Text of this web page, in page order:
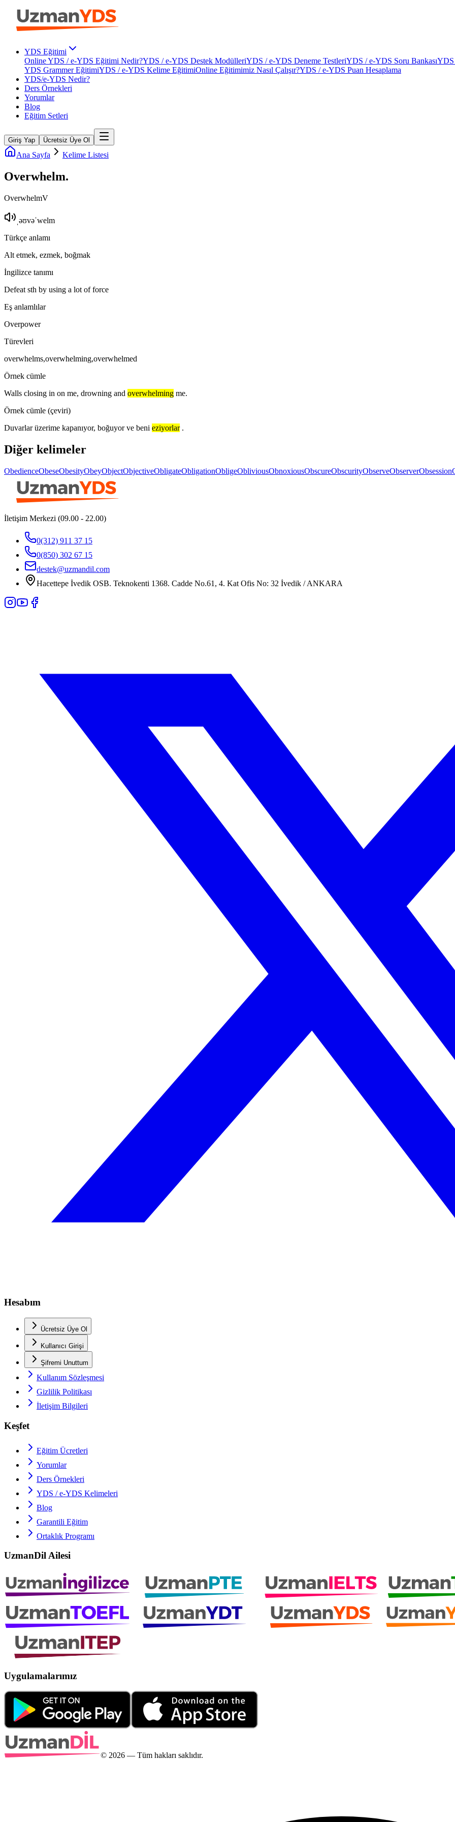
YDS Eğitimi
Online YDS / e-YDS Eğitimi Nedir?YDS / e-YDS Destek ModülleriYDS / e-YDS Deneme TestleriYDS / e-YDS Soru BankasıYDS
YDS Grammer EğitimiYDS / e-YDS Kelime EğitimiOnline Eğitimimiz Nasıl Çalışır?YDS / e-YDS Puan Hesaplama
YDS/e-YDS Nedir?
Ders Örnekleri
Yorumlar
Blog
Eğitim Setleri
Giriş Yap Ücretsiz Üye Ol
Ana Sayfa Kelime Listesi
Overwhelm.
OverwhelmV
ˌəʊvəˈwelm
Türkçe anlamı
Alt etmek, ezmek, boğmak
İngilizce tanımı
Defeat sth by using a lot of force
Eş anlamlılar
Overpower
Türevleri
overwhelms,overwhelming,overwhelmed
Örnek cümle
Walls closing in on me, drowning and overwhelming me.
Örnek cümle (çeviri)
Duvarlar üzerime kapanıyor, boğuyor ve beni eziyorlar .
Diğer kelimeler
ObedienceObeseObesityObeyObjectObjectiveObligateObligationObligeObliviousObnoxiousObscureObscurityObserveObserverObsession
İletişim Merkezi (09.00 - 22.00)
0(312) 911 37 15
0(850) 302 67 15
destek@uzmandil.com
Hacettepe İvedik OSB. Teknokenti 1368. Cadde No.61, 4. Kat Ofis No: 32 İvedik / ANKARA
Hesabım
Ücretsiz Üye Ol
Kullanıcı Girişi
Şifremi Unuttum
Kullanım Sözleşmesi
Gizlilik Politikası
İletişim Bilgileri
Keşfet
Eğitim Ücretleri
Yorumlar
Ders Örnekleri
YDS / e-YDS Kelimeleri
Blog
Garantili Eğitim
Ortaklık Programı
UzmanDil Ailesi
Uygulamalarımız
© 2026 — Tüm hakları saklıdır.